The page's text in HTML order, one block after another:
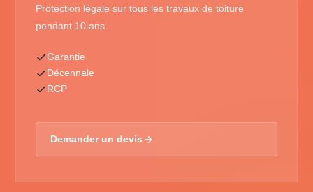
Protection légale sur tous les travaux de toiture
pendant 10 ans.
Garantie
Décennale
RCP
Demander un devis